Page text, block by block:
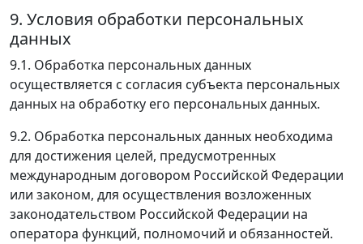
9. Условия обработки персональных
данных
9.1. Обработка персональных данных
осуществляется с согласия субъекта персональных
данных на обработку его персональных данных.
9.2. Обработка персональных данных необходима
для достижения целей, предусмотренных
международным договором Российской Федерации
или законом, для осуществления возложенных
законодательством Российской Федерации на
оператора функций, полномочий и обязанностей.